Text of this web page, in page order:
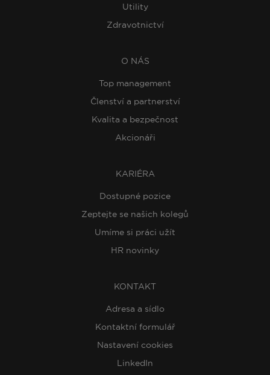
Utility
Zdravotnictví
O NÁS
Top management
Členství a partnerství
Kvalita a bezpečnost
Akcionáři
KARIÉRA
Dostupné pozice
Zeptejte se našich kolegů
Umíme si práci užít
HR novinky
KONTAKT
Adresa a sídlo
Kontaktní formulář
Nastavení cookies
LinkedIn